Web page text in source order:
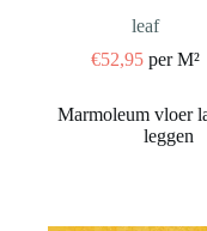
leaf
€52,95per M²